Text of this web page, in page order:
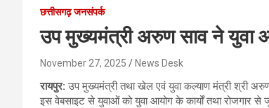
छत्तीसगढ़ जनसंपर्क
उप मुख्यमंत्री अरुण साव ने युवा
November 27, 2025 News Desk
रायपुर: उप मुख्यमंत्री तथा खेल एवं युवा कल्याण मंत्री श्री
इस वेबसाइट से युवाओं को युवा आयोग के कार्यों तथा रोजगार से